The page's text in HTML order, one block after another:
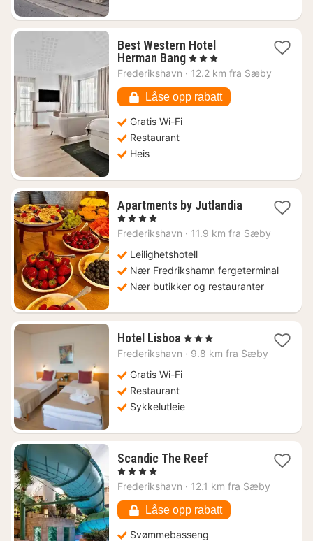
Best Western Hotel
Herman Bang1
natt
1546
kr.
, 3 Stjerner
Frederikshavn · 12.2 km fra Sæby
Låse opp rabatt
Gratis Wi-Fi
Restaurant
Heis
Apartments by Jutlandia1
fra
2720
, 4 Stjerner
Frederikshavn · 11.9 km fra Sæby
Leilighetshotell
Nær Fredrikshamn fergeterminal
Nær butikker og restauranter
Hotel Lisboa 1
natt
, 3 Stjerner
Frederikshavn · 9.8 km fra Sæby
Gratis Wi-Fi
Restaurant
Sykkelutleie
Scandic The Reef1
fra
kr.
, 4 Stjerner
Frederikshavn · 12.1 km fra Sæby
Låse opp rabatt
Svømmebasseng